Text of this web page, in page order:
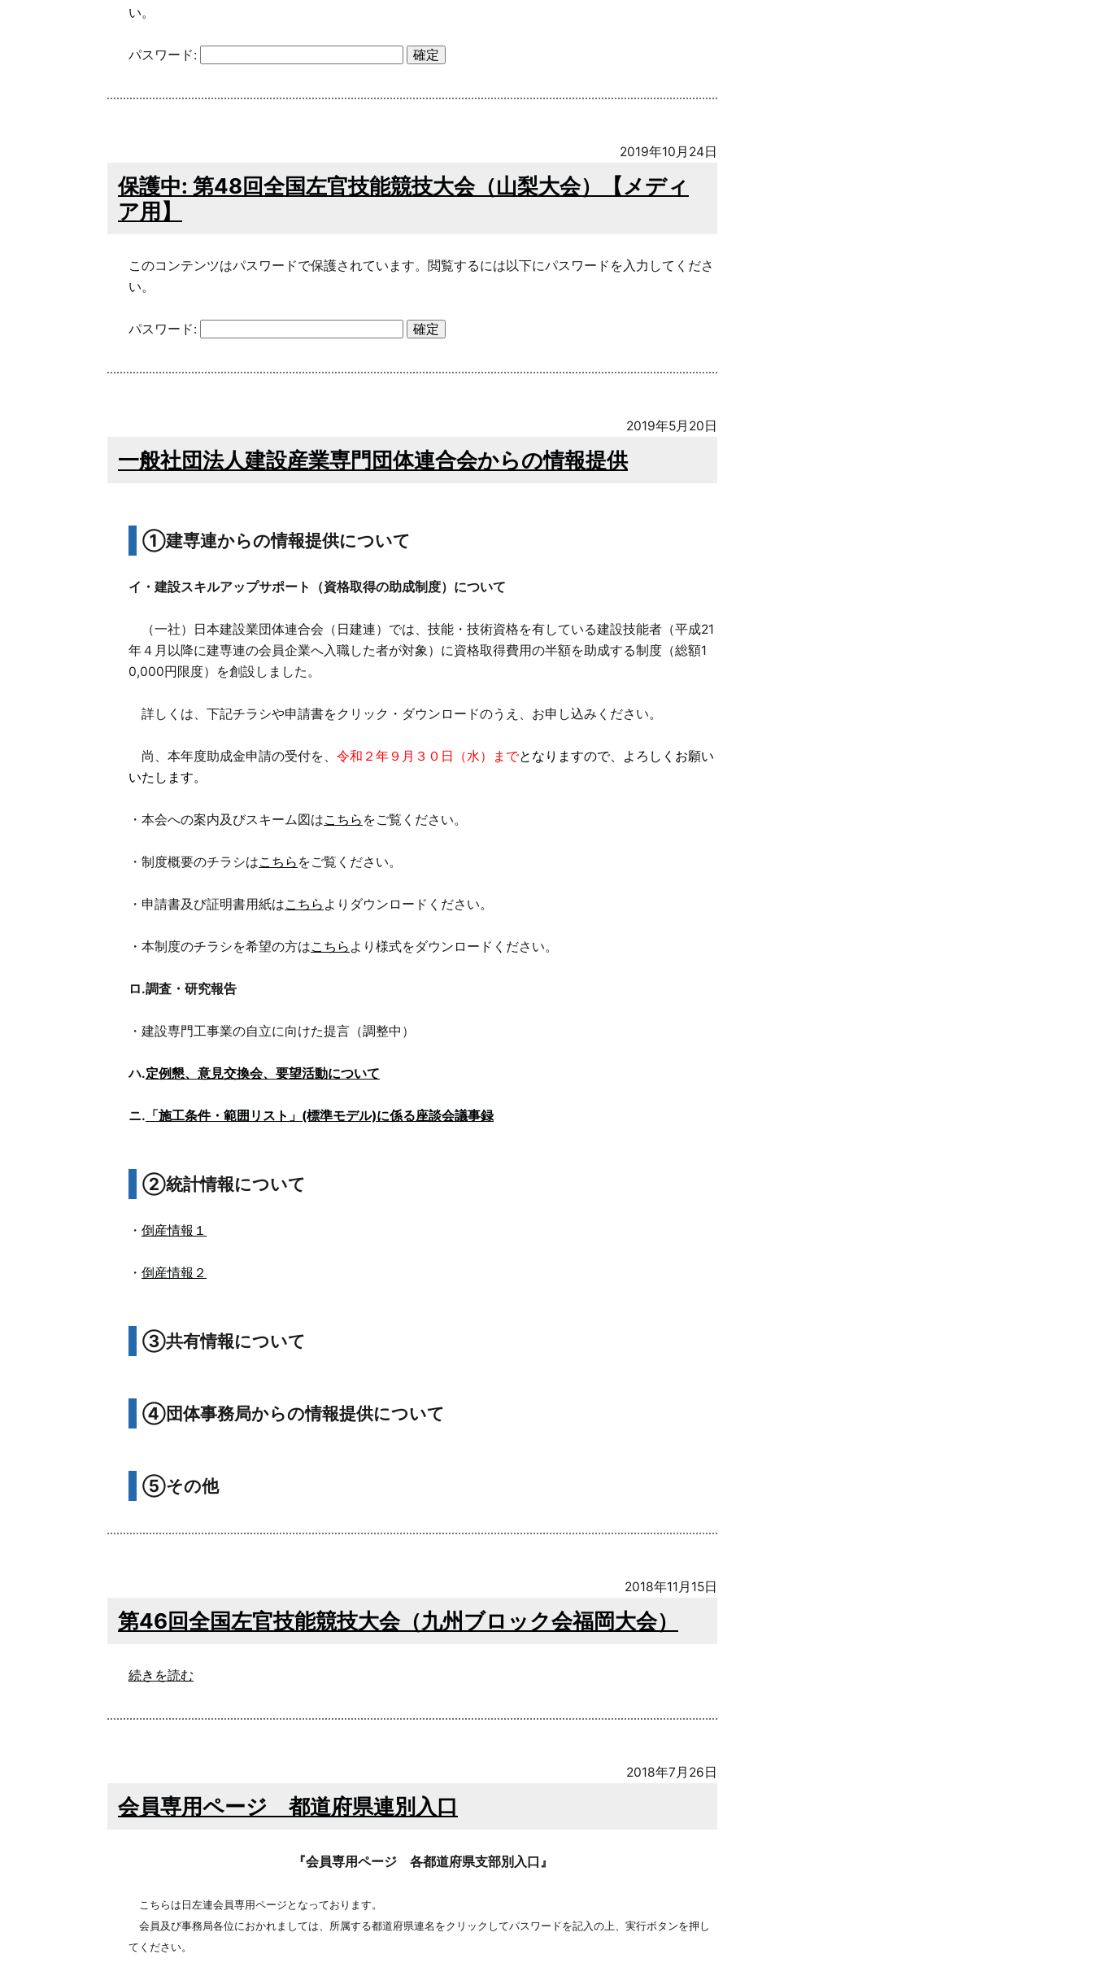
い。
パスワード:
2019年10月24日
保護中: 第48回全国左官技能競技大会（山梨大会）【メディ
ア用】
このコンテンツはパスワードで保護されています。閲覧するには以下にパスワードを入力してくださ
い。
パスワード:
2019年5月20日
一般社団法人建設産業専門団体連合会からの情報提供
①建専連からの情報提供について
イ・建設スキルアップサポート（資格取得の助成制度）について
（一社）日本建設業団体連合会（日建連）では、技能・技術資格を有している建設技能者（平成21
年４月以降に建専連の会員企業へ入職した者が対象）に資格取得費用の半額を助成する制度（総額1
0,000円限度）を創設しました。
詳しくは、下記チラシや申請書をクリック・ダウンロードのうえ、お申し込みください。
尚、本年度助成金申請の受付を、 令和２年９月３０日（水）までとなりますので、よろしくお願い
いたします。
・本会への案内及びスキーム図はこちら をご覧ください。
・制度概要のチラシはこちら をご覧ください。
・申請書及び証明書用紙はこちら よりダウンロードください。
・本制度のチラシを希望の方はこちら より様式をダウンロードください。
ロ.調査・研究報告
・建設専門工事業の自立に向けた提言（調整中）
ハ.定例懇、意見交換会、要望活動について
ニ. 「施工条件・範囲リスト」(標準モデル)に係る座談会議事録
②統計情報について
・ 倒産情報１
・ 倒産情報２
③共有情報について
④団体事務局からの情報提供について
⑤その他
2018年11月15日
第46回全国左官技能競技大会（九州ブロック会福岡大会）
続きを読む
2018年7月26日
会員専用ページ 都道府県連別入口
『会員専用ページ 各都道府県支部別入口』
こちらは日左連会員専用ページとなっております。
会員及び事務局各位におかれましては、所属する都道府県連名をクリックしてパスワードを記入の上、実行ボタンを押し
てください。